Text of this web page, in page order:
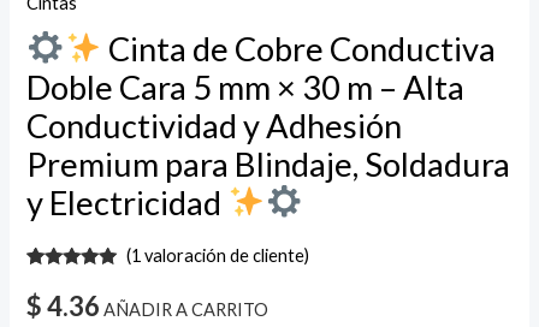
Cinta de Cobre Conductiva
Doble Cara 5 mm × 30 m – Alta
Conductividad y Adhesión
Premium para Blindaje, Soldadura
y Electricidad
con5.00de
5 en base
(1valoración de cliente)
$4.36 AÑADIR A CARRITO
Soldadura
y
Electricidad
cantidad